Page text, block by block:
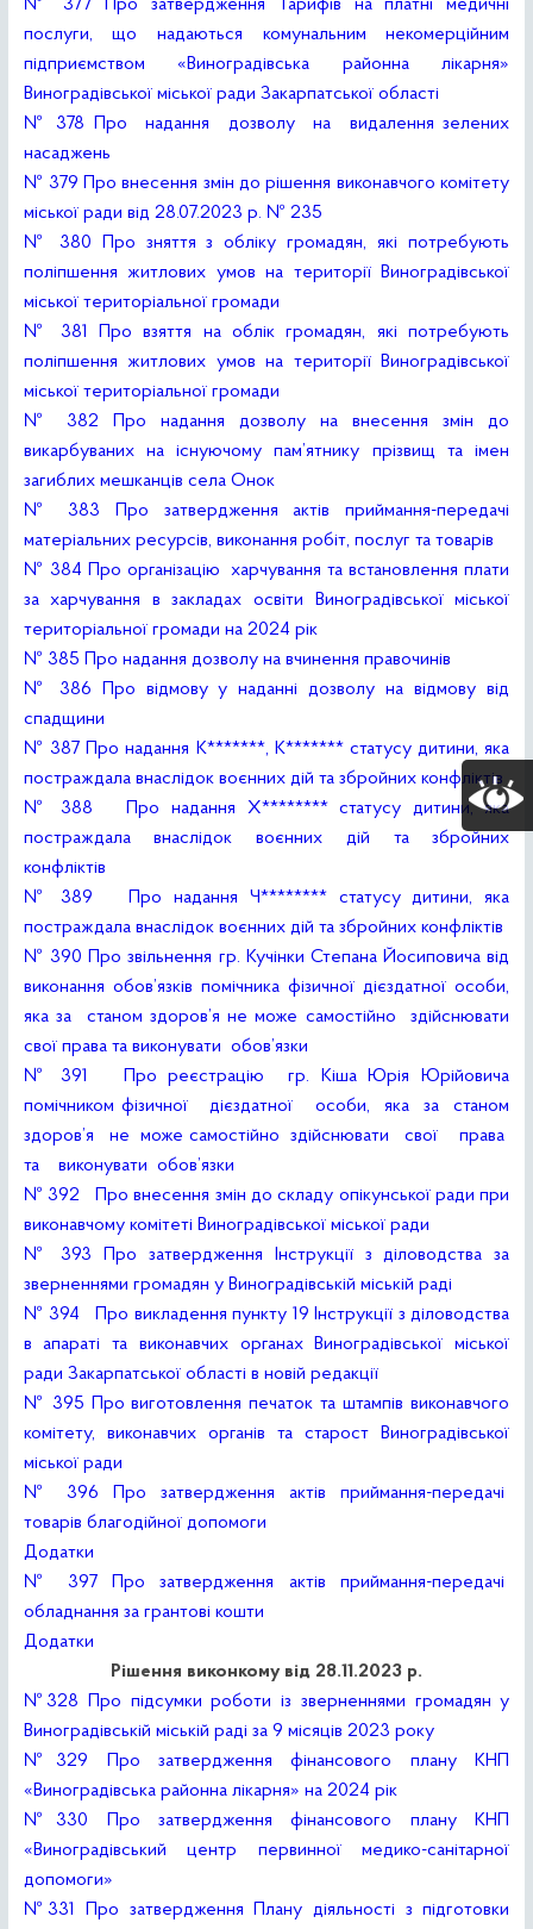
№ 377 Про затвердження Тарифів на платні медичні
послуги, що надаються комунальним некомерційним
підприємством «Виноградівська районна лікарня»
Виноградівської міської ради Закарпатської області
№ 378 Про надання дозволу на видалення зелених
насаджень
№ 379 Про внесення змін до рішення виконавчого комітету
міської ради від 28.07.2023 р. № 235
№ 380 Про зняття з обліку громадян, які потребують
поліпшення житлових умов на території Виноградівської
міської територіальної громади
№ 381 Про взяття на облік громадян, які потребують
поліпшення житлових умов на території Виноградівської
міської територіальної громади
№ 382 Про надання дозволу на внесення змін до
викарбуваних на існуючому пам’ятнику прізвищ та імен
загиблих мешканців села Онок
№ 383 Про затвердження актів приймання-передачі
матеріальних ресурсів, виконання робіт, послуг та товарів
№ 384 Про організацію харчування та встановлення плати
за харчування в закладах освіти Виноградівської міської
територіальної громади на 2024 рік
№ 385 Про надання дозволу на вчинення правочинів
№ 386 Про відмову у наданні дозволу на відмову від
спадщини
№ 387 Про надання К*******, К******* статусу дитини, яка
постраждала внаслідок воєнних дій та збройних конфліктів
№ 388 Про надання Х******** статусу дитини, яка
постраждала внаслідок воєнних дій та збройних
конфліктів
№ 389 Про надання Ч******** статусу дитини, яка
постраждала внаслідок воєнних дій та збройних конфліктів
№ 390 Про звільнення гр. Кучінки Степана Йосиповича від
виконання обов’язків помічника фізичної дієздатної особи,
яка за станом здоров’я не може самостійно здійснювати
свої права та виконувати обов’язки
№ 391 Про реєстрацію гр. Кіша Юрія Юрійовича
помічником фізичної дієздатної особи, яка за станом
здоров’я не може самостійно здійснювати свої права
та виконувати обов’язки
№ 392 Про внесення змін до складу опікунської ради при
виконавчому комітеті Виноградівської міської ради
№ 393 Про затвердження Інструкції з діловодства за
зверненнями громадян у Виноградівській міській раді
№ 394 Про викладення пункту 19 Інструкції з діловодства
в апараті та виконавчих органах Виноградівської міської
ради Закарпатської області в новій редакції
№ 395 Про виготовлення печаток та штампів виконавчого
комітету, виконавчих органів та старост Виноградівської
міської ради
№ 396 Про затвердження актів приймання-передачі
товарів благодійної допомоги
Додатки
№ 397 Про затвердження актів приймання-передачі
обладнання за грантові кошти
Додатки
Рішення виконкому від 28.11.2023 р.
№328 Про підсумки роботи із зверненнями громадян у
Виноградівській міській раді за 9 місяців 2023 року
№329 Про затвердження фінансового плану КНП
«Виноградівська районна лікарня» на 2024 рік
№330 Про затвердження фінансового плану КНП
«Виноградівський центр первинної медико-санітарної
допомоги»
№331 Про затвердження Плану діяльності з підготовки